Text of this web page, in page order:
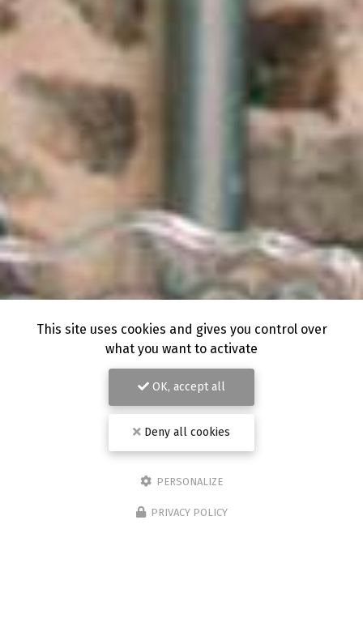
This site uses cookies and gives you control over
what you want to activate
OK, accept all
Deny all cookies
PERSONALIZE
PRIVACY POLICY